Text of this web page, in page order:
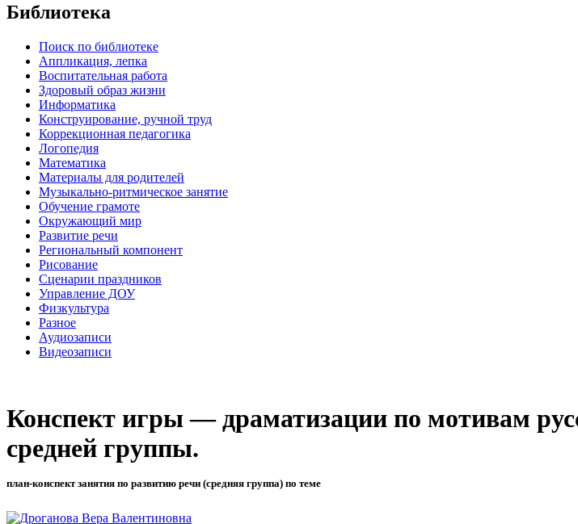
Библиотека
Поиск по библиотеке
Аппликация, лепка
Воспитательная работа
Здоровый образ жизни
Информатика
Конструирование, ручной труд
Коррекционная педагогика
Логопедия
Математика
Материалы для родителей
Музыкально-ритмическое занятие
Обучение грамоте
Окружающий мир
Развитие речи
Региональный компонент
Рисование
Сценарии праздников
Управление ДОУ
Физкультура
Разное
Аудиозаписи
Видеозаписи
Конспект игры — драматизации по мотивам
средней группы.
план-конспект занятия по развитию речи (средняя группа) по теме